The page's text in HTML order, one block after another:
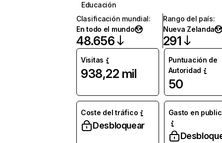
Educación
Clasificación mundial:
En todo el mundo
48.656
Rango del país:
Nueva Zelanda
291
Visitas
938,22 mil
Puntuación de
Autoridad
50
Coste del tráfico
Desbloquear
Gasto en